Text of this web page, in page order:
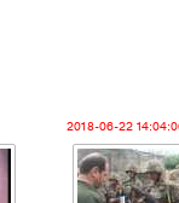
2018-06-22